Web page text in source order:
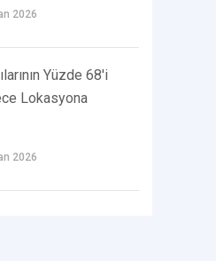
2026
Yüzde 68'i
Lokasyona
2026